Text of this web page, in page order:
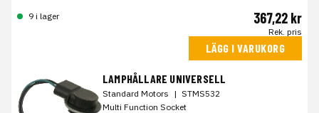
9 i lager 367,22 kr
Rek. pris
LÄGG I VARUKORG
LAMPHÅLLARE UNIVERSELL
Standard Motors | STMS532
Multi Function Socket